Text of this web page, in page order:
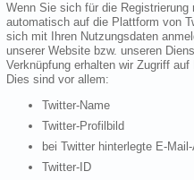
Wenn Sie sich für die
automatisch auf die Plattform von
sich mit Ihren Nutzungsdaten
unserer Website bzw. unseren
Verknüpfung erhalten wir Zugriff
Dies sind vor allem:
Twitter-Name
Twitter-Profilbild
bei Twitter hinterlegte E-
Twitter-ID